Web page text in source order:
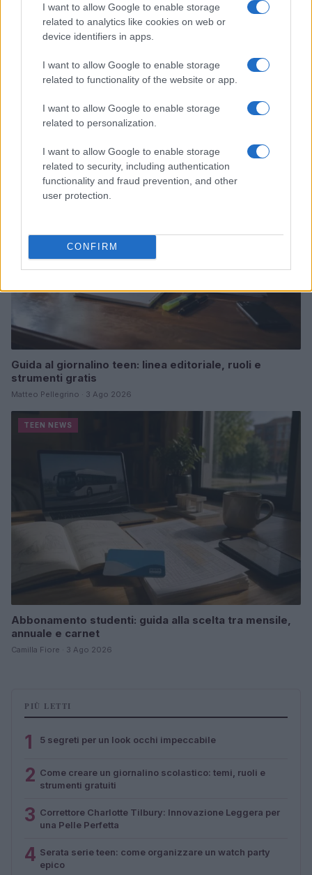
I want to allow Google to enable storage
related to analytics like cookies on web or
device identifiers in apps.
I want to allow Google to enable storage
related to functionality of the website or app.
I want to allow Google to enable storage
related to personalization.
I want to allow Google to enable storage
related to security, including authentication
functionality and fraud prevention, and other
user protection.
CONFIRM
Sterling Point – L’isola dei segreti: trama, cast e
perché guardarla
TEEN NEWS
Guida al giornalino teen: linea editoriale, ruoli e
strumenti gratis
Matteo Pellegrino · 3 Ago 2026
TEEN NEWS
Abbonamento studenti: guida alla scelta tra mensile,
annuale e carnet
Camilla Fiore · 3 Ago 2026
PIÙ LETTI
1 5 segreti per un look occhi impeccabile
2 Come creare un giornalino scolastico: temi, ruoli e
strumenti gratuiti
3 Correttore Charlotte Tilbury: Innovazione Leggera per
una Pelle Perfetta
4 Serata serie teen: come organizzare un watch party
epico